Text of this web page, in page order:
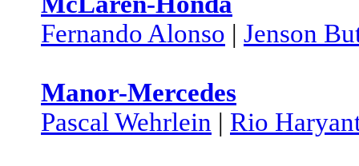
Fernando Alonso | Jenson
Manor-Mercedes
Pascal Wehrlein | Rio